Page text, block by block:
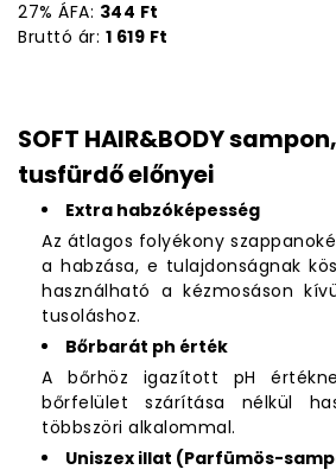
27% ÁFA: 344 Ft
Bruttó ár: 1 619 Ft
SOFT HAIR&BODY
tusfürdő előnyei
Extra habzóképesség
Az átlagos folyékony
a habzása, e tulajdonságnak
használható a kézmosáson
tusoláshoz.
Bőrbarát ph érték
A bőrhöz igazított pH
bőrfelület szárítása nélkül
többszöri alkalommal.
Uniszex illat (Parfümös-